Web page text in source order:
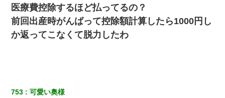
父が他界→父のフリン相手『どうか相続を放棄して下さい、昔の
ことは謝ります。ごめんなさい…』私「お子さんはフリン略奪婚
って知ってるの？」相手『 』結果→
医療費控除するほど払ってるの？
前回出産時がんばって控除額計算したら1000円し
か返ってこなくて脱力したわ
753 可愛い奥様